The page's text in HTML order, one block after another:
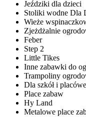
Jeździki dla dzieci
Stoliki wodne Dla
Wieże
Zjeżdżalnie
Feber
Step 2
Little Tikes
Inne zabawki do
Trampoliny
Dla szkół i
Place zabaw
Hy Land
Metalowe place